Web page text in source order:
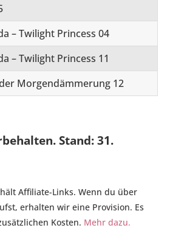
– Twilight Princess 04
– Twilight Princess 11
Morgendämmerung 12
Stand: 31.
Affiliate-Links. Wenn du über
erhalten wir eine Provision. Es
Kosten. Mehr dazu.